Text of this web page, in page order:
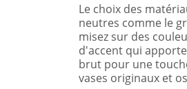
Le choix des
neutres comme le
misez sur des
d'accent qui
brut pour une
vases originaux et